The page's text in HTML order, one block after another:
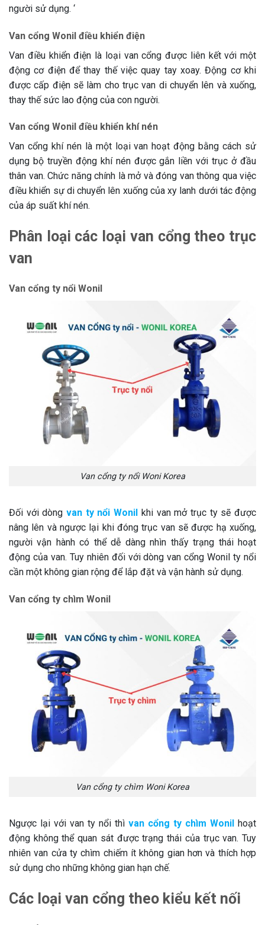
người sử dụng. ‘
Van cổng Wonil điều khiển điện
Van điều khiển điện là loại van cổng được liên kết với một
động cơ điện để thay thế việc quay tay xoay. Động cơ khi
được cấp điện sẽ làm cho trục van di chuyển lên và xuống,
thay thế sức lao động của con người.
Van cổng Wonil điều khiển khí nén
Van cổng khí nén là một loại van hoạt động bằng cách sử
dụng bộ truyền động khí nén được gắn liền với trục ở đầu
thân van. Chức năng chính là mở và đóng van thông qua việc
điều khiển sự di chuyển lên xuống của xy lanh dưới tác động
của áp suất khí nén.
Phân loại các loại van cổng theo trục
van
Van cổng ty nổi Wonil
Van cổng ty nổi Woni Korea
Đối với dòng van ty nổi Wonil
khi van mở trục ty sẽ được
nâng lên và ngược lại khi đóng trục van sẽ được hạ xuống,
người vận hành có thể dễ dàng nhìn thấy trạng thái hoạt
động của van. Tuy nhiên đối với dòng van cổng Wonil ty nổi
cần một không gian rộng để lắp đặt và vận hành sử dụng.
Van cổng ty chìm Wonil
Van cổng ty chìm Woni Korea
Ngược lại với van ty nổi thì van cổng ty chìm Wonil
hoạt
động không thể quan sát được trạng thái của trục van. Tuy
nhiên van cửa ty chìm chiếm ít không gian hơn và thích hợp
sử dụng cho những không gian hạn chế.
Các loại van cổng theo kiểu kết nối